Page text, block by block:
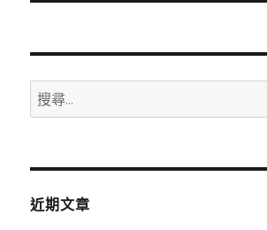
文
搜
尋
鍵
近期文章